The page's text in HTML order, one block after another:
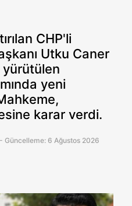
CHP'li
Utku Caner
yürütülen
yeni
karar verdi.
Güncelleme: 6 Ağustos 2026